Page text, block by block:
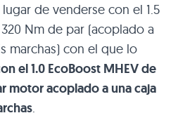
de venderse con el 1.5
Nm de par (acoplado a
marchas) con el que lo
el 1.0 EcoBoost MHEV de
motor acoplado a una caja
.